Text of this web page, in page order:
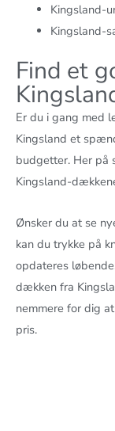
Kingsland-
Kingsland-
Find et
Er du i gang med
Kingsland et
budgetter. Her på
Kingsland-
Ønsker du at se
kan du trykke på
opdateres
dækken fra
nemmere for dig
pris.